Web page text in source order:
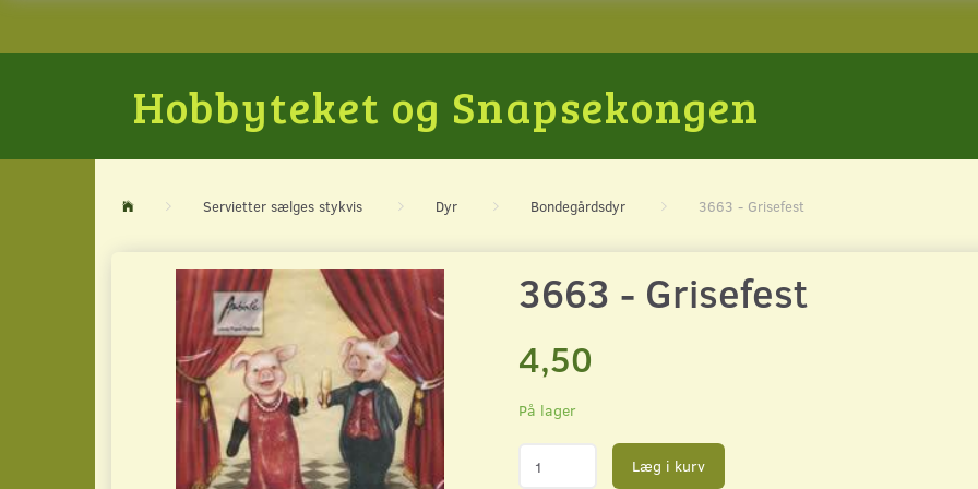
Hobbyteket og Snapsekongen
Servietter sælges stykvis Dyr Bondegårdsdyr 3663 - Grisefest
3663 - Grisefest
4,50
På lager
Læg i kurv